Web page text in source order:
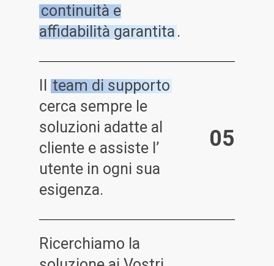
continuità e
affidabilità garantita .
team di supporto
cerca sempre le
soluzioni adatte al
cliente e assiste l’
utente in ogni sua
esigenza.
05
Ricerchiamo la